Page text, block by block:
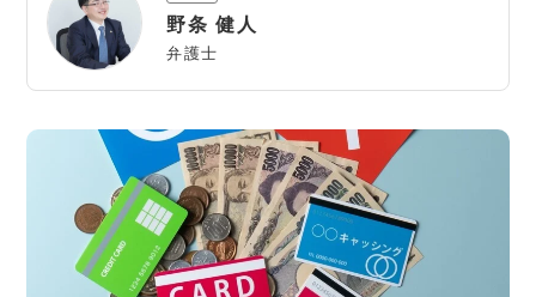
刑事事件
債務整理
離婚問題
交通事故
遺産相続
AI Search Premium
掲載をご検討の弁護士の方へ
野条 健人
弁護士